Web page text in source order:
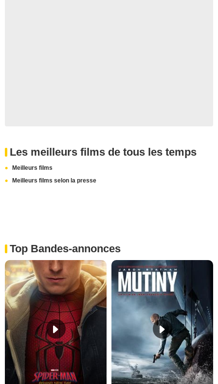
Les meilleurs films de tous les temps
Meilleurs films
Meilleurs films selon la presse
Top Bandes-annonces